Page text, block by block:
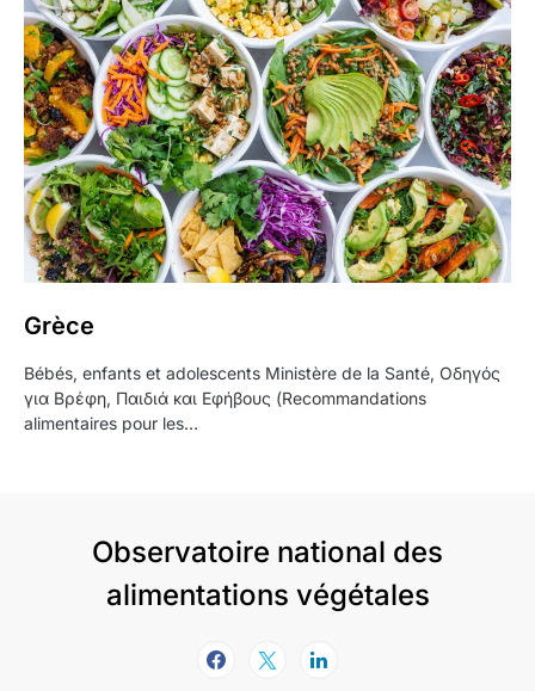
Grèce
Bébés, enfants et adolescents Ministère de la Santé, Οδηγός
για Βρέφη, Παιδιά και Εφήβους (Recommandations
alimentaires pour les…
Observatoire national des
alimentations végétales